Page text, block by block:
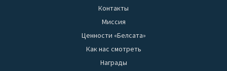
Контакты
Миссия
Ценности «Белсата»
Как нас смотреть
Награды